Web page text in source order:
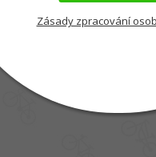
Zásady zpracování